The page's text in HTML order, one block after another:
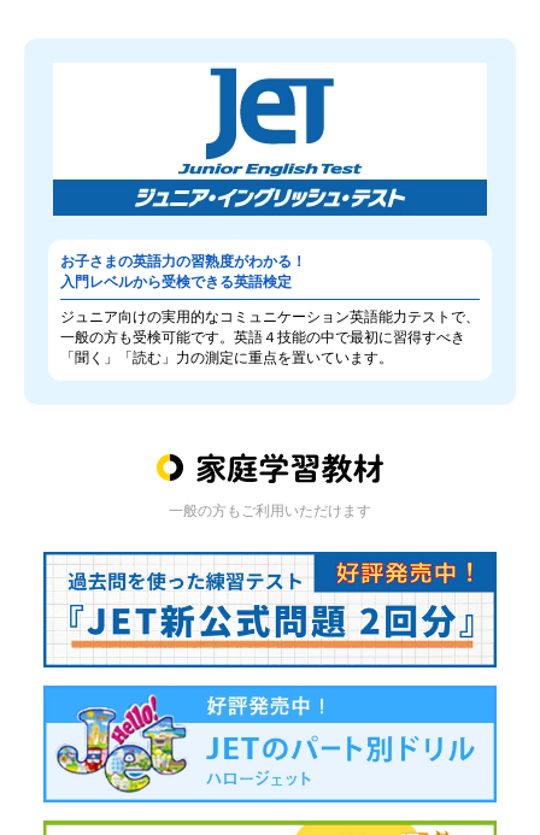
お子さまの英語力の習熟度がわかる！
入門レベルから受検できる英語検定
ジュニア向けの実用的なコミュニケーション英語能力テストで、
一般の方も受検可能です。英語４技能の中で最初に習得すべき
「聞く」「読む」力の測定に重点を置いています。
一般の方もご利用いただけます